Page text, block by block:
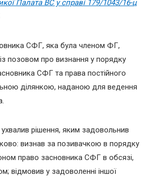
оїПалата ВС у справі 179/1043/16-ц
СФГ, яка була членом ФГ,
позовом про визнання у порядку
СФГ та права постійного
ділянкою, наданою для ведення
ухвалив рішення, яким задовольнив
визнав за позивачкою в порядку
право засновника СФГ в обсязі,
відмовив у задоволенні іншої